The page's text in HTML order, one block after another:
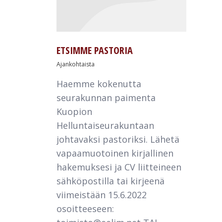
ETSIMME PASTORIA
Ajankohtaista
Haemme kokenutta
seurakunnan paimenta
Kuopion
Helluntaiseurakuntaan
johtavaksi pastoriksi. Lähetä
vapaamuotoinen kirjallinen
hakemuksesi ja CV liitteineen
sähköpostilla tai kirjeenä
viimeistään 15.6.2022
osoitteeseen: